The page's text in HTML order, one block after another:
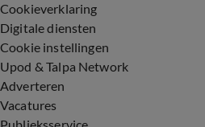
Cookieverklaring
Digitale diensten
Cookie instellingen
Upod & Talpa Network
Adverteren
Vacatures